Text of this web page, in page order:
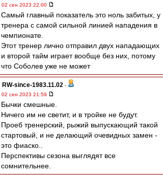
02 сен 2023 22:00
Самый главный показатель это ноль забитых, у
тренера с самой сильной линией нападения в
чемпионате.
Этот тренер лично отправил двух нападающих
и второй тайм играет вообще без них, потому
что Соболев уже не может
RW-since-1983.11.02 -
02 сен 2023 21:59
Бычки смешные.
Ничего им не светит, и в тройке не будут.
Проеб тренерский, рыжий выпускающий такой
стартовый, и не делающий очевидных замен -
это фиаско..
Перспективы сезона выглядят все
сомнительнее.